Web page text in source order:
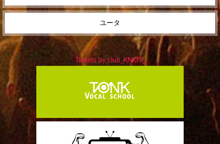
ユータ
Tweets by club_KNOT_